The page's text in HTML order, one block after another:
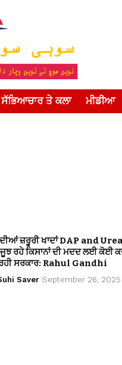
ਸੱਭਿਆਚਾਰ ਤੇ ਕਲਾ ਮੀਡੀਆ
ਜ਼ਰੂਰੀ ਖਾਦਾਂ DAP and
ਜੂਝ ਰਹੇ ਕਿਸਾਨਾਂ ਦੀ ਮਦਦ ਲਈ ਕੋਈ
ਸਰਕਾਰ: Rahul Gandhi
Saver September 26, 2025